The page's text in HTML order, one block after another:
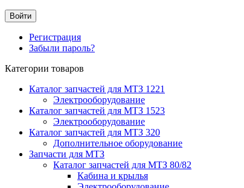
Регистрация
Забыли пароль?
Категории товаров
Каталог запчастей для МТЗ 1221
Электрооборудование
Каталог запчастей для МТЗ 1523
Электрооборудование
Каталог запчастей для МТЗ 320
Дополнительное оборудование
Запчасти для МТЗ
Каталог запчастей для МТЗ 80/82
Кабина и крылья